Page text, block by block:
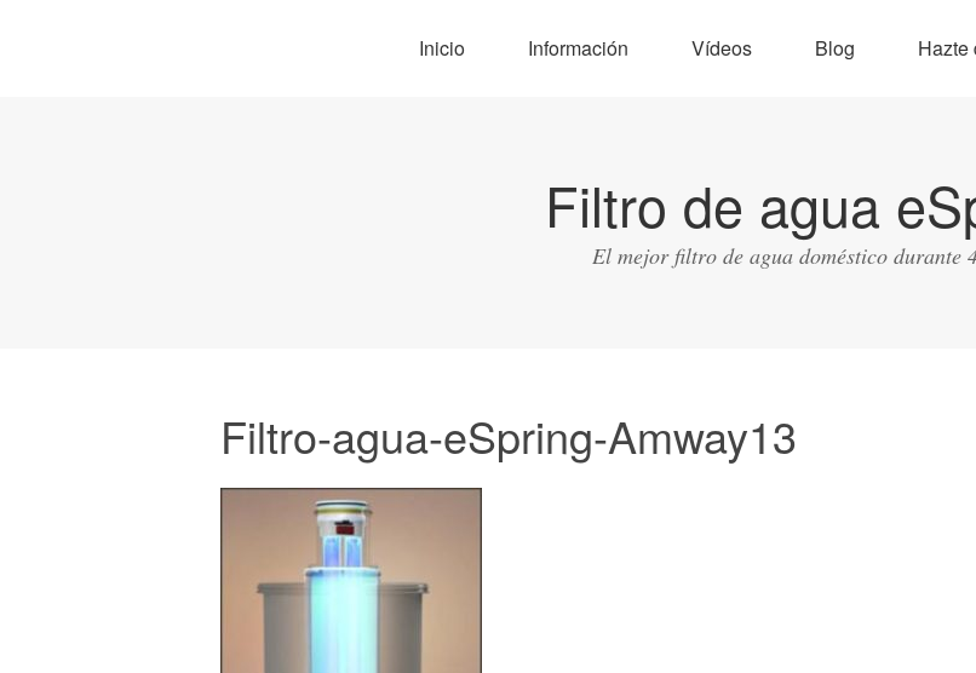
Inicio Información Vídeos Blog Hazte
Filtro de agua
El mejor filtro de agua doméstico durante
Filtro-agua-eSpring-Amway13